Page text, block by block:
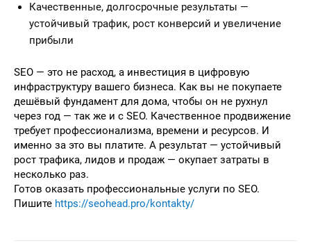
Качественные, долгосрочные результаты —
устойчивый трафик, рост конверсий и увеличение
прибыли
SEO — это не расход, а инвестиция в цифровую
инфраструктуру вашего бизнеса. Как вы не покупаете
дешёвый фундамент для дома, чтобы он не рухнул
через год — так же и с SEO. Качественное продвижение
требует профессионализма, времени и ресурсов. И
именно за это вы платите. А результат — устойчивый
рост трафика, лидов и продаж — окупает затраты в
несколько раз.
Готов оказать профессиональные услуги по SEO.
Пишите https://seohead.pro/kontakty/